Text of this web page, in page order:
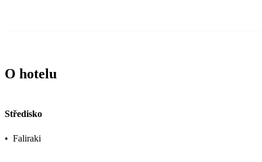
O hotelu
Středisko
• Faliraki